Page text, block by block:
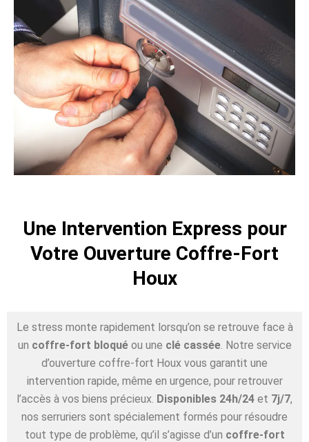
Une Intervention Express pour
Votre Ouverture Coffre-Fort
Houx
Le stress monte rapidement lorsqu’on se retrouve face à
un coffre-fort bloquéou une clé cassée. Notre service
d’ouverture coffre-fort Houx vous garantit une
intervention rapide, même en urgence, pour retrouver
l’accès à vos biens précieux. Disponibles 24h/24 et 7j/7,
nos serruriers sont spécialement formés pour résoudre
tout type de problème, qu’il s’agisse d’un coffre-fort